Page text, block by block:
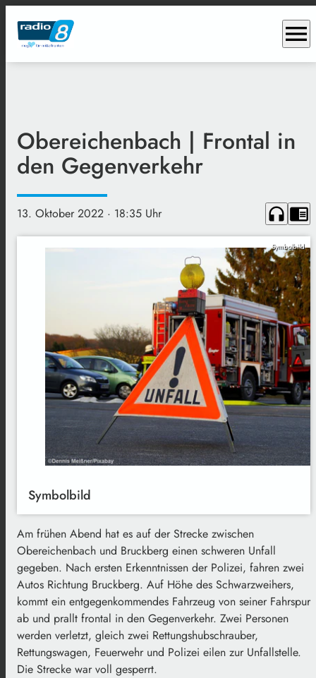
menu
Obereichenbach | Frontal in
den Gegenverkehr
13. Oktober 2022 · 18:35 Uhr headphones chrome_reader_mode
Symbolbild
Symbolbild
Am frühen Abend hat es auf der Strecke zwischen
Obereichenbach und Bruckberg einen schweren Unfall
gegeben. Nach ersten Erkenntnissen der Polizei, fahren zwei
Autos Richtung Bruckberg. Auf Höhe des Schwarzweihers,
kommt ein entgegenkommendes Fahrzeug von seiner Fahrspur
ab und prallt frontal in den Gegenverkehr. Zwei Personen
werden verletzt, gleich zwei Rettungshubschrauber,
Rettungswagen, Feuerwehr und Polizei eilen zur Unfallstelle.
Die Strecke war voll gesperrt.